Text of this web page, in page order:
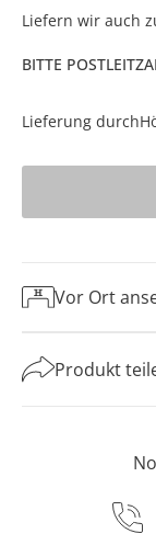
Liefern wir auch
BITTE
Lieferung durch
Vor Ort
Produkt